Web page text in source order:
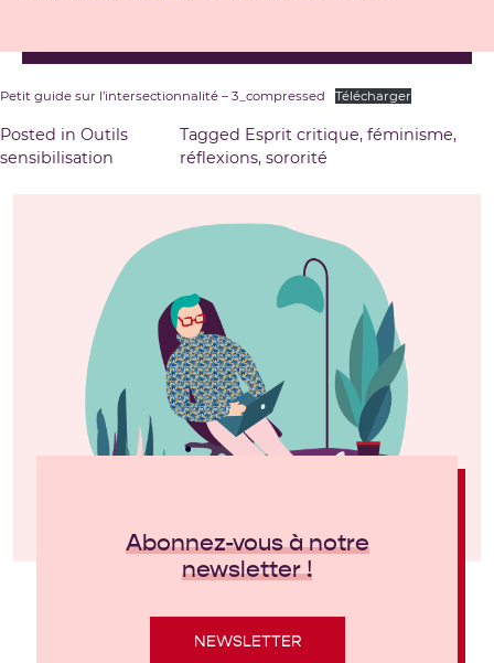
Petit guide sur l’intersectionnalité – 3_compressed Télécharger
Posted in Outils
sensibilisation
Tagged Esprit critique,féminisme,
réflexions,sororité
Abonnez-vous à notre
newsletter !
NEWSLETTER